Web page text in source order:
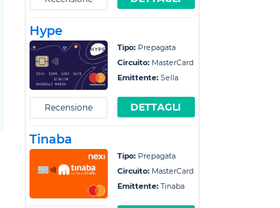
Hype
Tipo:Prepagata
Circuito:MasterCard
Emittente:Sella
Recensione DETTAGLI
Tinaba
Tipo:Prepagata
Circuito:MasterCard
Emittente:Tinaba